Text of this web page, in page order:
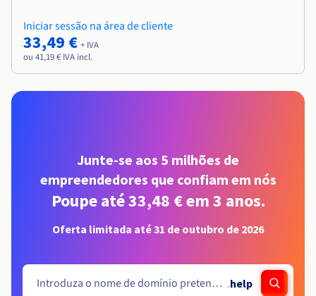
Iniciar sessão na área de cliente
33,49 € + IVA
ou 41,19 € IVA incl.
Junte-se aos 5 milhões de
empreendedores que confiam em nós
Poupe até 33,48 € em 3 anos.
Oferta limitada até 31 de outubro de 2026
.help